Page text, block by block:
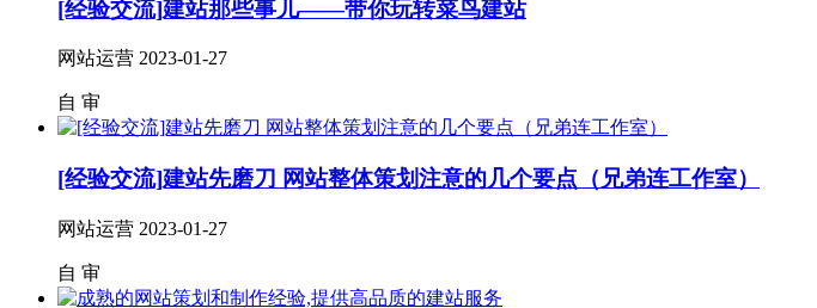
[经验交流]建站那些事儿——带你玩转菜鸟建站
网站运营 2023-01-27
自 审
[经验交流]建站先磨刀 网站整体策划注意的几个要点（兄弟连工作室）
网站运营 2023-01-27
自 审